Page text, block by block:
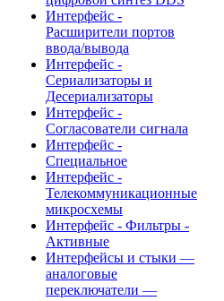
Интерфейс -
Расширители портов
ввода/вывода
Интерфейс -
Сериализаторы и
Десериализаторы
Интерфейс -
Согласователи сигнала
Интерфейс -
Специальное
Интерфейс -
Телекоммуникационные
микросхемы
Интерфейс - Фильтры -
Активные
Интерфейсы и стыки —
аналоговые
переключатели —